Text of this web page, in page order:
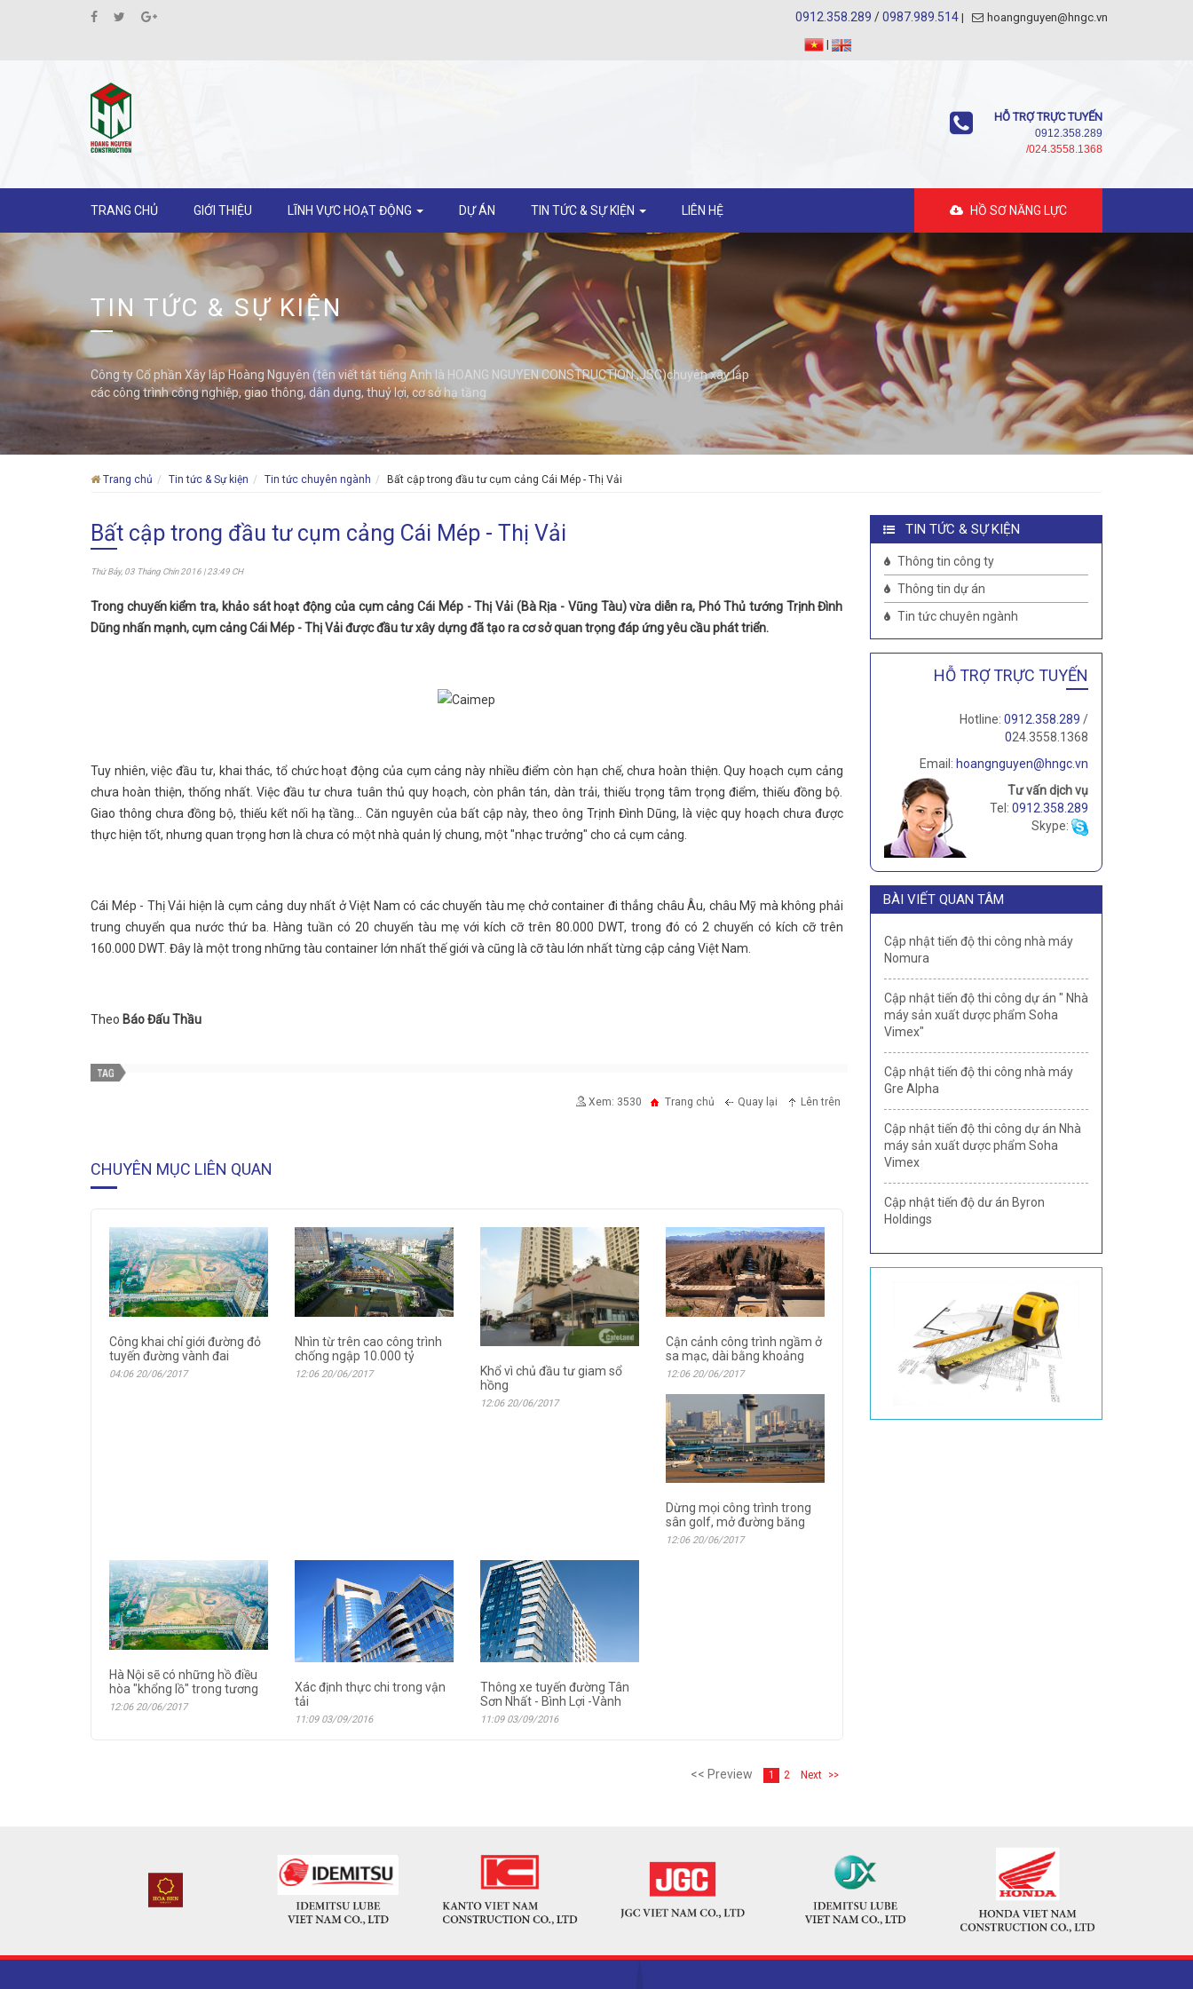
0912.358.289 /0987.989.514
hoangnguyen@hngc.vn
|
HỖ TRỢ TRỰC TUYẾN
0912.358.289
/024.3558.1368
TRANG CHỦ GIỚI THIỆU LĨNH VỰC HOẠT ĐỘNG DỰ ÁN TIN TỨC & SỰ KIỆN LIÊN HỆ HỒ SƠ NĂNG LỰC
TIN TỨC & SỰ KIỆN
Công ty Cổ phần Xây lắp Hoàng Nguyên (tên viết tắt tiếng Anh là HOANG NGUYEN CONSTRUCTION.,JSC)chuyên xây lắp
các công trình công nghiệp, giao thông, dân dụng, thuỷ lợi, cơ sở hạ tầng
Trang chủ Tin tức & Sự kiện Tin tức chuyên ngành Bất cập trong đầu tư cụm cảng Cái Mép - Thị Vải
Bất cập trong đầu tư cụm cảng Cái Mép - Thị Vải
Thứ Bảy, 03 Tháng Chín 2016 | 23:49 CH
Trong chuyến kiểm tra, khảo sát hoạt động của cụm cảng Cái Mép - Thị Vải (Bà Rịa - Vũng Tàu) vừa diễn ra, Phó Thủ tướng Trịnh Đình
Dũng nhấn mạnh, cụm cảng Cái Mép - Thị Vải được đầu tư xây dựng đã tạo ra cơ sở quan trọng đáp ứng yêu cầu phát triển.
Tuy nhiên, việc đầu tư, khai thác, tổ chức hoạt động của cụm cảng này nhiều điểm còn hạn chế, chưa hoàn thiện. Quy hoạch cụm cảng
chưa hoàn thiện, thống nhất. Việc đầu tư chưa tuân thủ quy hoạch, còn phân tán, dàn trải, thiếu trọng tâm trọng điểm, thiếu đồng bộ.
Giao thông chưa đồng bộ, thiếu kết nối hạ tầng... Căn nguyên của bất cập này, theo ông Trịnh Đình Dũng, là việc quy hoạch chưa được
thực hiện tốt, nhưng quan trọng hơn là chưa có một nhà quản lý chung, một "nhạc trưởng" cho cả cụm cảng.
Cái Mép - Thị Vải hiện là cụm cảng duy nhất ở Việt Nam có các chuyến tàu mẹ chở container đi thẳng châu Âu, châu Mỹ mà không phải
trung chuyển qua nước thứ ba. Hàng tuần có 20 chuyến tàu mẹ với kích cỡ trên 80.000 DWT, trong đó có 2 chuyến có kích cỡ trên
160.000 DWT. Đây là một trong những tàu container lớn nhất thế giới và cũng là cỡ tàu lớn nhất từng cập cảng Việt Nam.
Theo Báo Đấu Thầu
Xem: 3530 Trang chủ Quay lại Lên trên
CHUYÊN MỤC LIÊN QUAN
Công khai chỉ giới đường đỏ
tuyến đường vành đai
04:06 20/06/2017
Nhìn từ trên cao công trình
chống ngập 10.000 tỷ
12:06 20/06/2017
Khổ vì chủ đầu tư giam sổ
hồng
12:06 20/06/2017
Cận cảnh công trình ngầm ở
sa mạc, dài bằng khoảng
12:06 20/06/2017
Dừng mọi công trình trong
sân golf, mở đường băng
12:06 20/06/2017
Hà Nội sẽ có những hồ điều
hòa "khổng lồ" trong tương
12:06 20/06/2017
Xác định thực chi trong vận
tải
11:09 03/09/2016
Thông xe tuyến đường Tân
Sơn Nhất - Bình Lợi -Vành
11:09 03/09/2016
<< Preview 1 2 Next >>
TIN TỨC & SỰ KIỆN
Thông tin công ty
Thông tin dự án
Tin tức chuyên ngành
HỖ TRỢ TRỰC TUYẾN
Hotline: 0912.358.289 /
024.3558.1368
Email: hoangnguyen@hngc.vn
Tư vấn dịch vụ
Tel: 0912.358.289
Skype:
BÀI VIẾT QUAN TÂM
Cập nhật tiến độ thi công nhà máy
Nomura
Cập nhật tiến độ thi công dự án " Nhà
máy sản xuất dược phẩm Soha
Vimex"
Cập nhật tiến độ thi công nhà máy
Gre Alpha
Cập nhật tiến độ thi công dự án Nhà
máy sản xuất dược phẩm Soha
Vimex
Cập nhật tiến độ dư án Byron
Holdings